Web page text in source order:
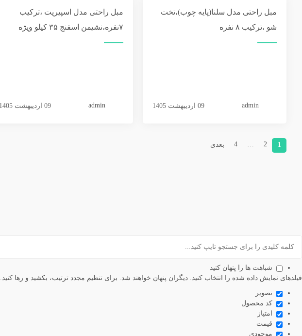
مبل راحتی مدل سلنا(پایه چوب)،تخت
شو ،ترکیب ۸ نفره
admin 09 اردیبهشت 1405
مبل راحتی مدل اسپیریت ،ترکیب
۷نفره،نشیمن اسفنج ۳۵ کیلو ویژه
admin 09 اردیبهشت 1405
1
2
4 بعدی
شباهت ها را پنهان کنید
فیلدهای نمایش داده شده را انتخاب کنید. دیگران پنهان خواهند شد. برای تنظیم مجدد ترتیب، بکشید و رها کنید.
تصویر
کد محصول
امتیاز
قیمت
موجودی